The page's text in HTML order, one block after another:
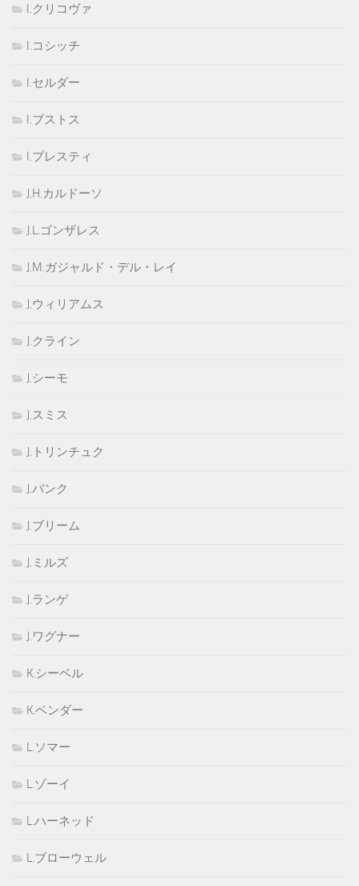
I.クリコヴァ
I.コシッチ
I.セルダー
I.ブストス
I.プレスティ
J.H.カルドーソ
J.L.ゴンザレス
J.M.ガジャルド・デル・レイ
J.ウィリアムス
J.クライン
J.シーモ
J.スミス
J.トリンチュク
J.バンク
J.ブリーム
J.ミルズ
J.ランゲ
J.ワグナー
K.シーベル
K.ベンダー
L.ソマー
L.ゾーイ
L.ハーネッド
L.ブローウェル